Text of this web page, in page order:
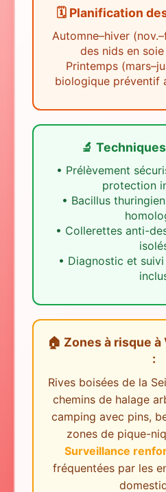
🗓️ Planification
Automne–hiver
des nids en
Printemps
biologique préventif
🔬
• Prélèvement
protection
• Bacillus
• Collerettes anti-
• Diagnostic et
🏠 Zones à risque à
:
Rives boisées de la
chemins de halage
camping avec pins,
zones de pique-
Surveillance
fréquentées par les